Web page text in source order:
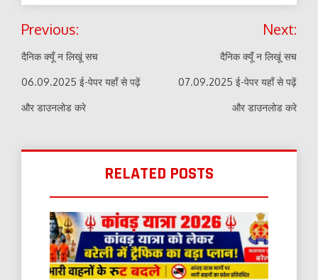
Post
navigation
Previous:
दैनिक क्यूँ न लिखूं सच
06.09.2025 ई-पेपर यहाँ से पढ़ें
और डाउनलोड करे
Next:
दैनिक क्यूँ न लिखूं सच
07.09.2025 ई-पेपर यहाँ से पढ़ें
और डाउनलोड करे
RELATED POSTS